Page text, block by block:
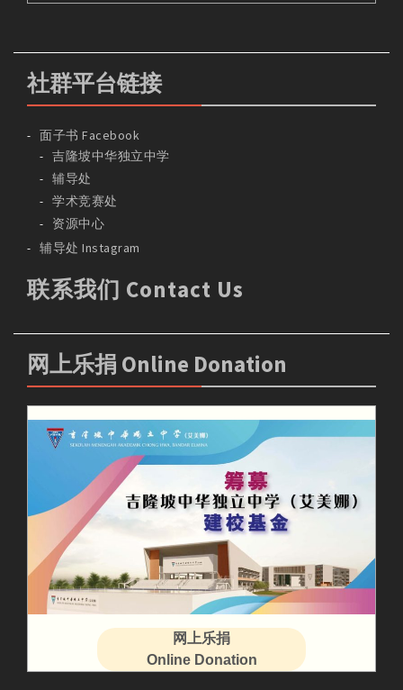
社群平台链接
面子书 Facebook
吉隆坡中华独立中学
辅导处
学术竞赛处
资源中心
辅导处 Instagram
联系我们 Contact Us
网上乐捐 Online Donation
网上乐捐
Online Donation